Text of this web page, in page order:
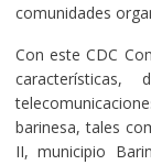
comunidades
Con este CDC
barinesa, tales
II, municipio